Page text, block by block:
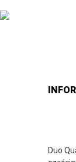
Duo